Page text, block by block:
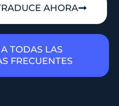
AHORA
TODAS LAS
FRECUENTES